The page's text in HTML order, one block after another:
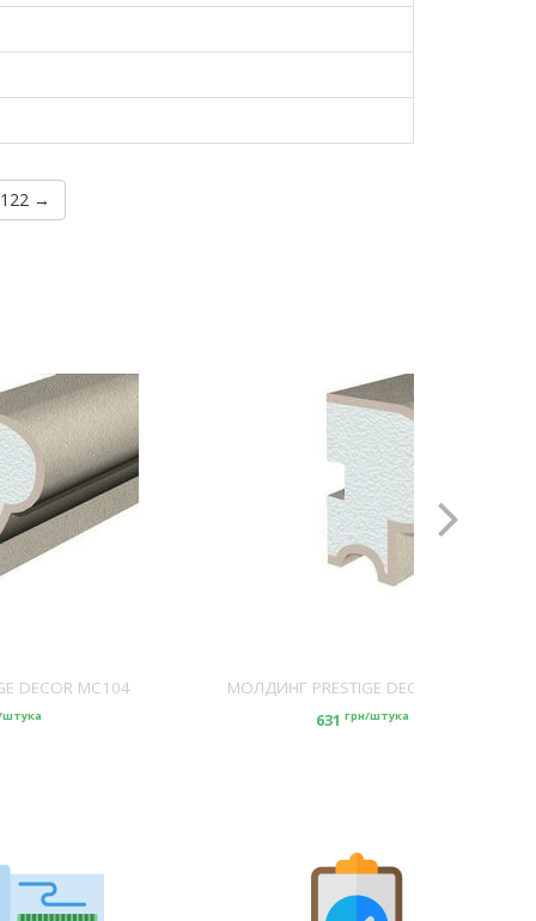
→
DECOR MC104
штука
МОЛДИНГ PRESTIGE DECOR MC105
631 грн/штука